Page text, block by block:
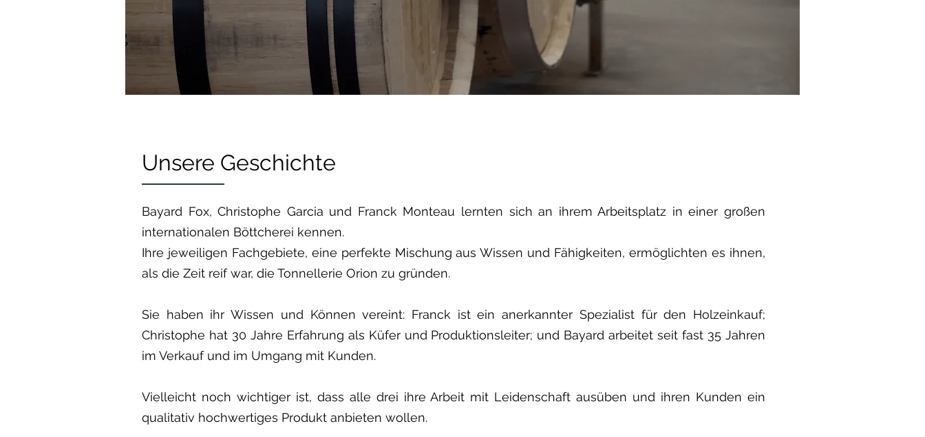
Unsere Geschichte
Bayard Fox, Christophe Garcia und Franck Monteau lernten sich an ihrem Arbeitsplatz in einer großen
internationalen Böttcherei kennen.
Ihre jeweiligen Fachgebiete, eine perfekte Mischung aus Wissen und Fähigkeiten, ermöglichten es ihnen,
als die Zeit reif war, die Tonnellerie Orion zu gründen.
Sie haben ihr Wissen und Können vereint: Franck ist ein anerkannter Spezialist für den Holzeinkauf;
Christophe hat 30 Jahre Erfahrung als Küfer und Produktionsleiter; und Bayard arbeitet seit fast 35 Jahren
im Verkauf und im Umgang mit Kunden.
Vielleicht noch wichtiger ist, dass alle drei ihre Arbeit mit Leidenschaft ausüben und ihren Kunden ein
qualitativ hochwertiges Produkt anbieten wollen.